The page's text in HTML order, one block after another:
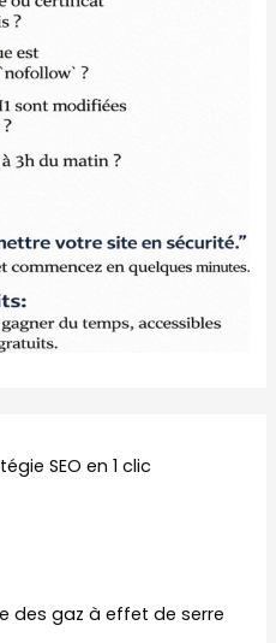
SEO en 1 clic
des gaz à effet de serre